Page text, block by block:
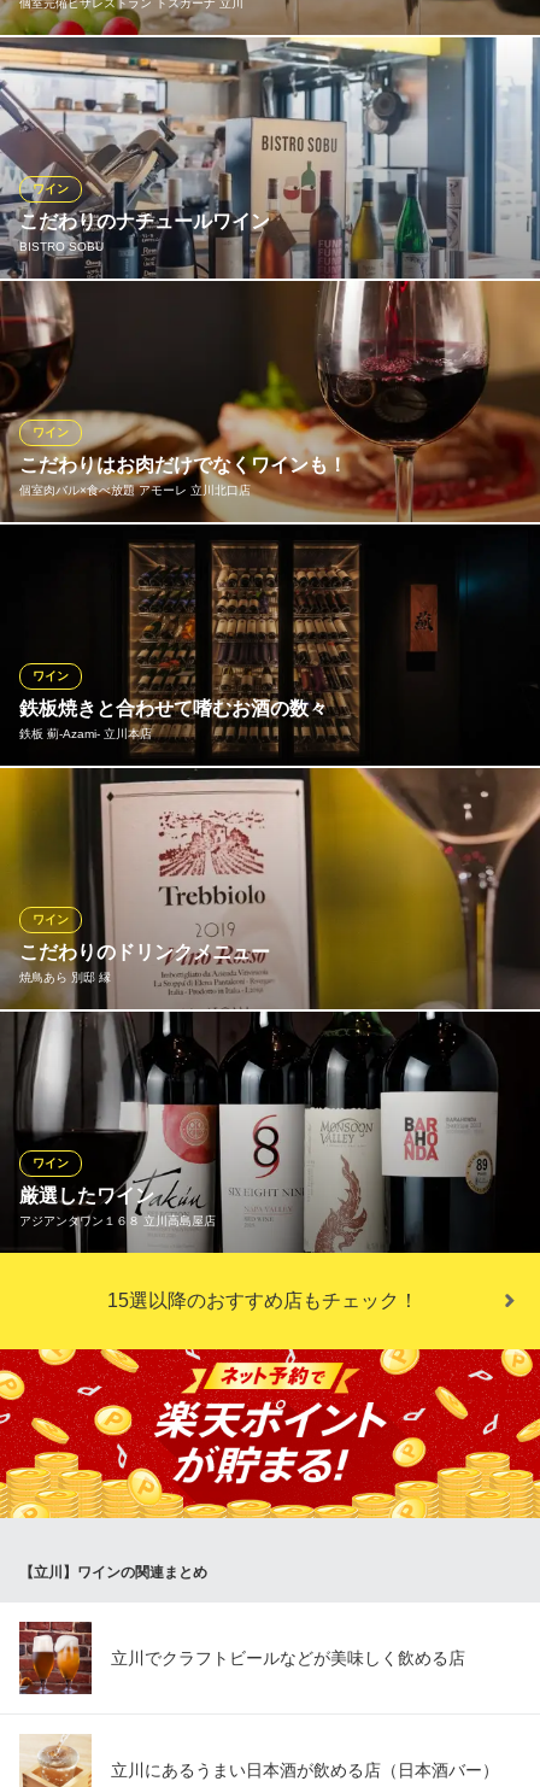
カジュアル四川料理
多摩モノレール立川北駅 徒歩7分
東京都立川市高松町3-10-3
個室完備ピザレストラン トスカーナ 立川
当店ではワインの宝庫と呼ばれるイタリア産ワインをベースに、
世界各国の名産地から取り寄せた厳選ワインを、なんと約2,000本
ストックしております。そのうち常時20本前後をご提供。いずれ
もシェフが厳選を重ねた逸品揃いのワインは、乾杯用にスパーク
リングもご用意♪風味豊かな厳選ワインで自慢の逸品をご堪能くだ
さい。
個室完備ピザレストラン トスカーナ 立川
65年の老舗イタリアン
ＪＲ立川駅南口 徒歩5分
東京都立川市錦町1-4-7
こだわりのナチュールワイン
BISTRO SOBU
ワイン
5時間以上煮込んだ自家製ソースのオムレツや牛ランプグリルな
ど、お料理によく合うワインを取り揃えております。グラスから
ご注文を承りますので、お店の黒板は要チェックです♪
BISTRO SOBU
洋食とナチュールワイン
ＪＲ立川駅 徒歩5分
東京都立川市曙町2-16-1 GALERA FOOD MARKET TACHIKAWA
こだわりはお肉だけでなくワインも！
個室肉バル×食べ放題 アモーレ 立川北口店
ワイン
美味しいお肉にはやっぱり美味しい赤ワインが合います！当店で
は料理に合うワインを店長と料理長が選び、おすすめのワインを
ご用意しております♪外の喧騒を忘れて、シャンデリアが灯る優雅
な個室席でお得に各種宴会をお楽しみください♪立川・八王子での
女子会、パーティー、合コンや接待、二次会などに是非ご堪能下
さい。
個室肉バル×食べ放題 アモーレ 立川北口店
立川 肉バル チーズ
ＪＲ立川駅 徒歩2分
東京都立川市曙町2-7-20 カメヤビル5F
鉄板焼きと合わせて嗜むお酒の数々
鉄板 薊‐Azami‐ 立川本店
ワイン
ニューワールドワインをはじめとしたさまざまな種類のワイン。
全国各地の銘日本酒。白州や山崎、響などのジャパニーズウイス
キーもご用意。お好みの一杯をお愉しみください!飲み放題付プラ
ンもございますのでそちらも是非!幅広い年齢層から支持をいただ
いております♪ご予約お待ちしております。
鉄板 薊‐Azami‐ 立川本店
多摩モノレール立川南駅 徒歩1分
東京都立川市柴崎町3-6-9 GEMS立川7F
こだわりのドリンクメニュー
焼鳥あら 別邸 縁
ワイン
焼鳥に合うよう厳選したワインリストは必見です。 ワインと鶏肉
料理のマリアージュをお楽しみください！！
焼鳥あら 別邸 縁
焼鳥とワイン
多摩モノレール立川南駅 徒歩2分
東京都立川市柴崎町3-6-19 テラス立川1F
厳選したワイン
アジアンタワン１６８ 立川高島屋店
ワイン
厳選したタイ料理に合うワインをご用意しております。タイ料理
とワインの意外な組み合わせをご堪能ください！
アジアンタワン１６８ 立川高島屋店
アジア・エスニック料理
多摩モノレール立川北駅 徒歩3分
東京都立川市曙町2-39-3 立川高島屋 S.C.9F
15選以降のおすすめ店もチェック！
【立川】ワインの関連まとめ
立川でクラフトビールなどが美味しく飲める店
立川にあるうまい日本酒が飲める店（日本酒バー）